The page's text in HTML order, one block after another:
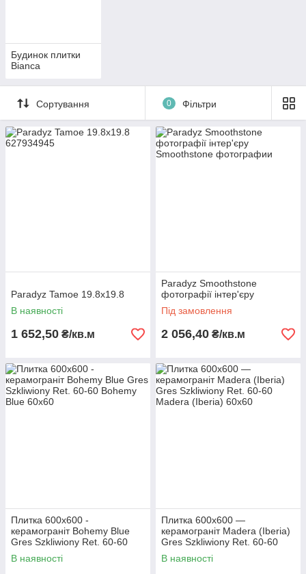
Будинок плитки
Bianca
Сортування 0 Фільтри
Paradyz Tamoe 19.8x19.8
В наявності
1 652,50 ₴/кв.м
Paradyz Smoothstone
фотографії інтер'єру
Під замовлення
2 056,40 ₴/кв.м
Плитка 600х600 -
керамограніт Bohemy Blue
Gres Szkliwiony Ret. 60-60
В наявності
Плитка 600х600 —
керамограніт Madera (Iberia)
Gres Szkliwiony Ret. 60-60
В наявності